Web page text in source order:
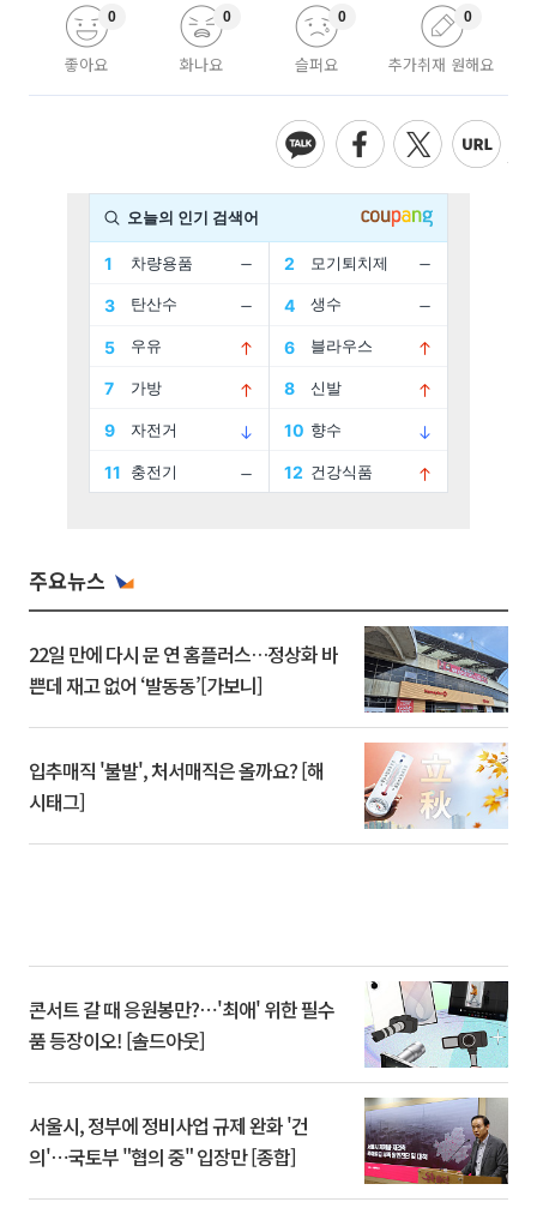
좋아요
0
화나요
0
슬퍼요
0
추가취재 원해요
0
주요뉴스
22일 만에 다시 문 연 홈플러스…정상화 바
쁜데 재고 없어 ‘발동동’[가보니]
입추매직 '불발', 처서매직은 올까요? [해
시태그]
콘서트 갈 때 응원봉만?⋯'최애' 위한 필수
품 등장이오! [솔드아웃]
서울시, 정부에 정비사업 규제 완화 '건
의'⋯국토부 "협의 중" 입장만 [종합]